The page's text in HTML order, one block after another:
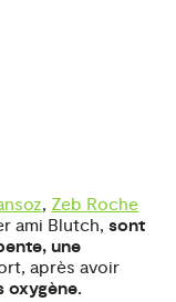
, Zeb Roche
ami Blutch,sont
une
après avoir
oxygène.